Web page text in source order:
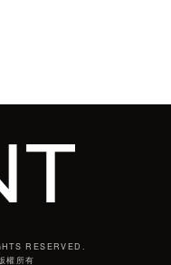
RESERVED.
權所有